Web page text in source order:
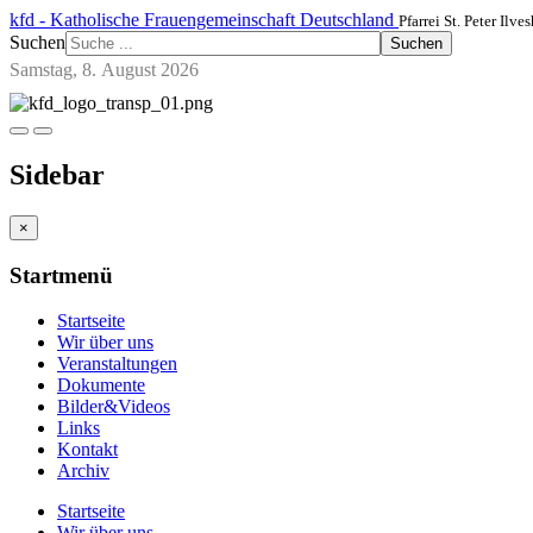
kfd - Katholische Frauengemeinschaft Deutschland Pfarrei St. Peter
Suchen Suchen
Samstag, 8. August 2026
Sidebar
×
Startmenü
Startseite
Wir über uns
Veranstaltungen
Dokumente
Bilder&Videos
Links
Kontakt
Archiv
Startseite